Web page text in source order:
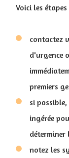
Voici les
contactez
d'urgence
premiers
si
ingérée
notez les